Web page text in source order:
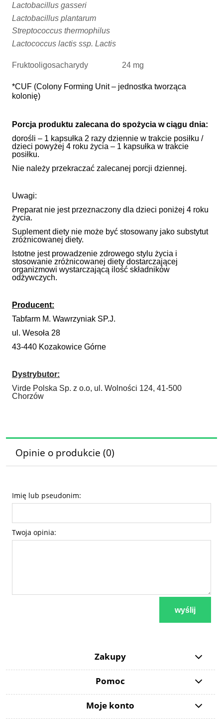
Lactobacillus gasseri
Lactobacillus plantarum
Streptococcus thermophilus
Lactococcus lactis ssp. Lactis
Fruktooligosacharydy 24 mg
*CUF (Colony Forming Unit – jednostka tworząca
kolonię)
Porcja produktu zalecana do spożycia w ciągu dnia:
dorośli – 1 kapsułka 2 razy dziennie w trakcie posiłku /
dzieci powyżej 4 roku życia – 1 kapsułka w trakcie
posiłku.
Nie należy przekraczać zalecanej porcji dziennej.
Uwagi:
Preparat nie jest przeznaczony dla dzieci poniżej 4 roku
życia.
Suplement diety nie może być stosowany jako substytut
zróżnicowanej diety.
Istotne jest prowadzenie zdrowego stylu życia i
stosowanie zróżnicowanej diety dostarczającej
organizmowi wystarczającą ilość składników
odżywczych.
Producent:
Tabfarm M. Wawrzyniak SP.J.
ul. Wesoła 28
43-440 Kozakowice Górne
Dystrybutor:
Virde Polska Sp. z o.o, ul. Wolności 124, 41-500
Chorzów
Opinie o produkcie (0)
Imię lub pseudonim:
Twoja opinia:
wyślij
Zakupy
Pomoc
Moje konto